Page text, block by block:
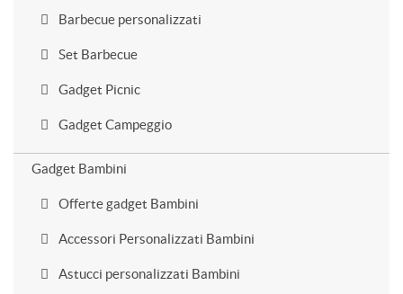
Barbecue personalizzati
Set Barbecue
Gadget Picnic
Gadget Campeggio
Gadget Bambini
Offerte gadget Bambini
Accessori Personalizzati Bambini
Astucci personalizzati Bambini